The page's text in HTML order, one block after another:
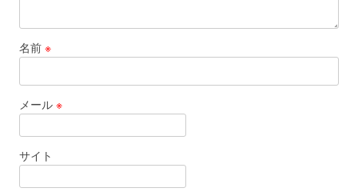
名前 ※
メール ※
サイト